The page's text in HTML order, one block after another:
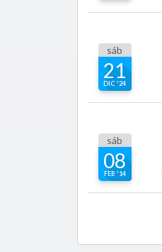
sáb
21
DIC '24
sáb
08
FEB '14